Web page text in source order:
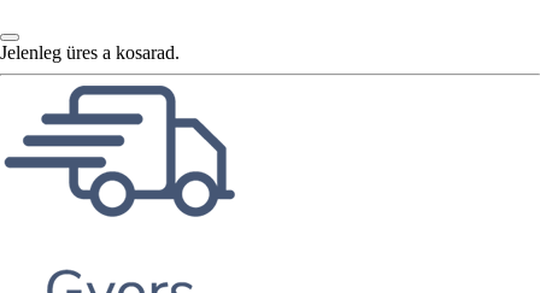
Jelenleg üres a kosarad.